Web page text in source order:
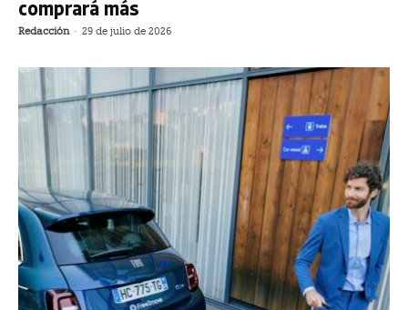
comprará más
Redacción - 29 de julio de 2026